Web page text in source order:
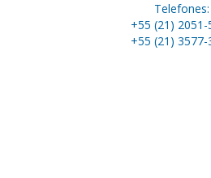
Telefones:
+55 (21) 2051-
+55 (21) 3577-